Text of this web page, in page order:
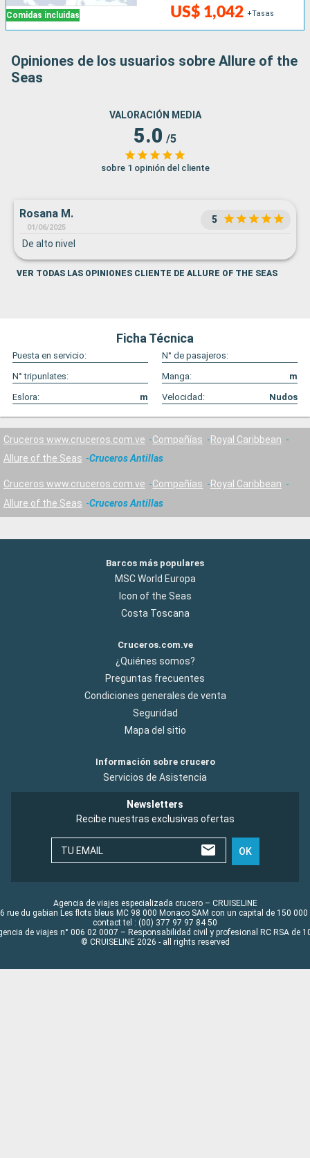
Comidas incluidas US$ 1,042 +Tasas
Opiniones de los usuarios sobre Allure of the
Seas
VALORACIÓN MEDIA
5.0 /5
sobre 1 opinión del cliente
Rosana M.
01/06/2025
5
De alto nivel
VER TODAS LAS OPINIONES CLIENTE DE ALLURE OF THE SEAS
Ficha Técnica
Puesta en servicio:
N° de pasajeros:
N° tripunlates:
Manga:
m
Eslora:
m Velocidad: Nudos
Cruceros www.cruceros.com.ve Compañías
Royal Caribbean
Allure of the Seas
Cruceros Antillas
Cruceros www.cruceros.com.ve Compañías
Royal Caribbean
Allure of the Seas
Cruceros Antillas
Barcos más populares
MSC World Europa
Icon of the Seas
Costa Toscana
Cruceros.com.ve
¿Quiénes somos?
Preguntas frecuentes
Condiciones generales de venta
Seguridad
Mapa del sitio
Información sobre crucero
Servicios de Asistencia
Newsletters
Recibe nuestras exclusivas ofertas
TU EMAIL OK
Agencia de viajes especializada crucero – CRUISELINE
rue du gabian Les flots bleus MC 98 000 Monaco SAM con un capital de 150 000
contact tel : (00) 377 97 97 84 50
de viajes n° 006 02 0007 – Responsabilidad civil y profesional RC RSA de
© CRUISELINE 2026 - all rights reserved